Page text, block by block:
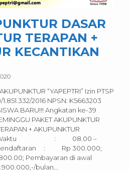
DASAR
TERAPAN +
KECANTIKAN
“YAPEPTRI” Izin PTSP
1.851.332/2016 NPSN: K5663203
BARU!!! Angkatan ke-39
PAKET AKUPUNKTUR
+ AKUPUNKTUR
Waktu : 08.00 –
: Rp 300.000;
Pembayaran di awal
bulan...